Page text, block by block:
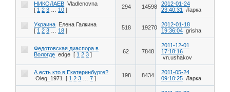
НИКОЛАЕВ Vladlenovna
[ 1 2 3 10 ] 294 14598
2012-01-24
23:40:31
Ларка
Украина
Елена Галкина
[ 1 2 3 18 ] 518 19270
2012-01-18
19:36:04 grisha
Федотовская диаспора в
Вологде edge [ 1 2 3 ] 62 7848
2011-12-01
17:18:16
vn.ushakov
А есть кто в Екатеринбурге?
Oleg_1971
[ 1 2 3 7 ] 198 8434
2011-05-24
09:10:25 Ларка